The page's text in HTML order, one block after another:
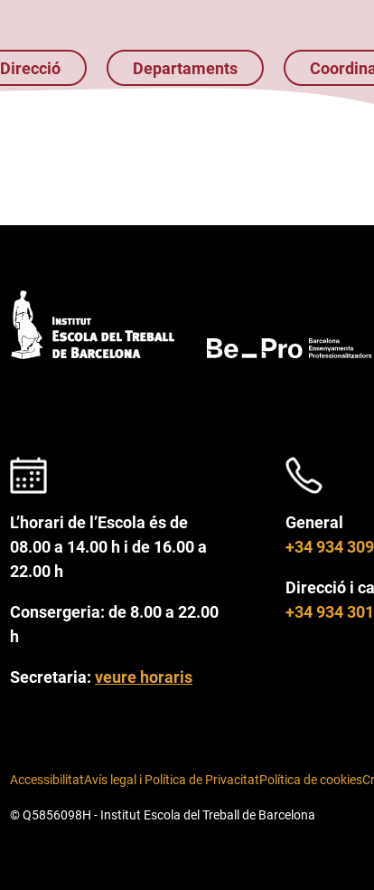
Direcció Departaments
L’horari de l’Escola és de
08.00 a 14.00 h i de 16.00 a
22.00 h
Consergeria: de 8.00 a 22.00
h
Secretaria: veure horaris
General
+34 934 309
Direcció i
+34 934 301
AccessibilitatAvís legal i Política de PrivacitatPolítica de cookies
© Q5856098H - Institut Escola del Treball de Barcelona